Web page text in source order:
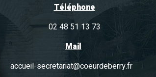
Téléphone
02 48 51 13 73
Mail
secretariat@coeurdeberry.fr